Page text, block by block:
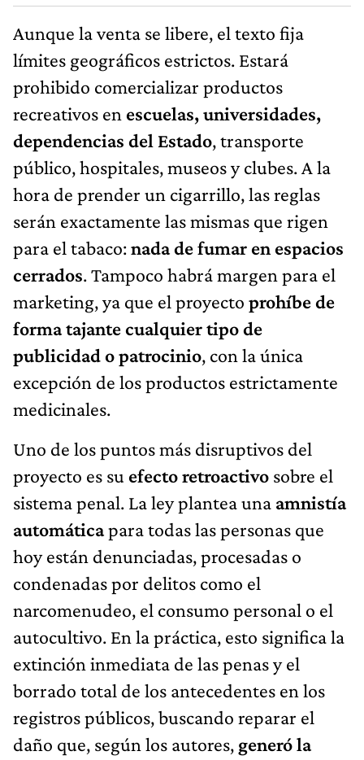
Aunque la venta se libere, el texto fija
límites geográficos estrictos. Estará
prohibido comercializar productos
recreativos en escuelas, universidades,
dependencias del Estado, transporte
público, hospitales, museos y clubes. A la
hora de prender un cigarrillo, las reglas
serán exactamente las mismas que rigen
para el tabaco:nada de fumar en espacios
cerrados. Tampoco habrá margen para el
marketing, ya que el proyecto prohíbe de
forma tajante cualquier tipo de
publicidad o patrocinio, con la única
excepción de los productos estrictamente
medicinales.
Uno de los puntos más disruptivos del
proyecto es su efecto retroactivo sobre el
sistema penal. La ley plantea una amnistía
automáticapara todas las personas que
hoy están denunciadas, procesadas o
condenadas por delitos como el
narcomenudeo, el consumo personal o el
autocultivo. En la práctica, esto significa la
extinción inmediata de las penas y el
borrado total de los antecedentes en los
registros públicos, buscando reparar el
daño que, según los autores, generó la